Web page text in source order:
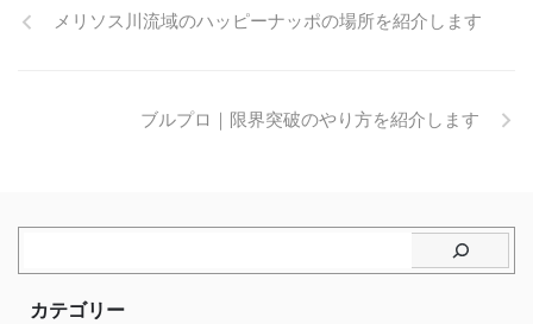
メリソス川流域のハッピーナッポの場所を紹介します
ブルプロ｜限界突破のやり方を紹介します
カテゴリー